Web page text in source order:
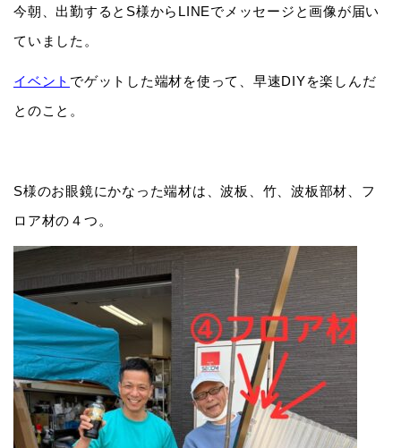
今朝、出勤するとS様からLINEでメッセージと画像が届い
ていました。
イベント でゲットした端材を使って、早速DIYを楽しんだ
とのこと。
S様のお眼鏡にかなった端材は、波板、竹、波板部材、フ
ロア材の４つ。